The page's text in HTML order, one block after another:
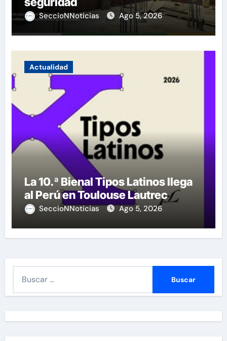
SeccioNNoticias Ago 5, 2026
Actualidad
La 10.ª Bienal Tipos Latinos llega
al Perú en Toulouse Lautrec
SeccioNNoticias Ago 5, 2026